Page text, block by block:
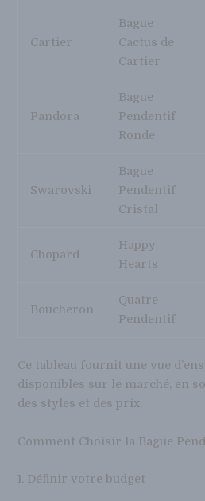
Cartier
Bague
Cactus de
Cartier
Pandora
Bague
Pendentif
Ronde
Swarovski
Bague
Pendentif
Cristal
Chopard
Happy
Hearts
Boucheron
Quatre
Pendentif
Ce tableau fournit une vue
disponibles sur le marché, en
des styles et des prix.
Comment Choisir la Bague
1. Définir votre budget